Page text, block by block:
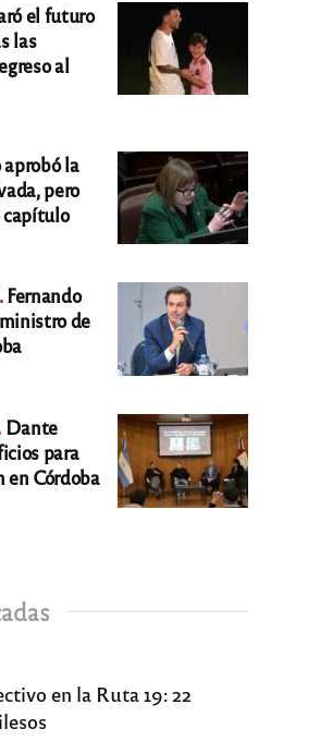
el futuro
las
al
la
pero
Fernando
de
Dante
para
en Córdoba
en la Ruta 19: 22